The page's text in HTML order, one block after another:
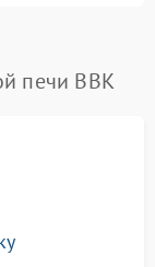
Подробнее →
печи BBK